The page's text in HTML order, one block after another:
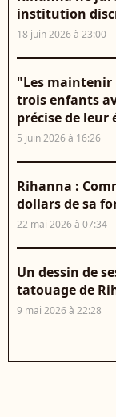
institution
18 juin 2026 à 23:00
"Les maintenir
trois enfants
précise de leur
5 juin 2026 à 16:26
Rihanna :
dollars de sa
22 mai 2026 à 07:34
Un dessin de
tatouage de
9 mai 2026 à 22:28